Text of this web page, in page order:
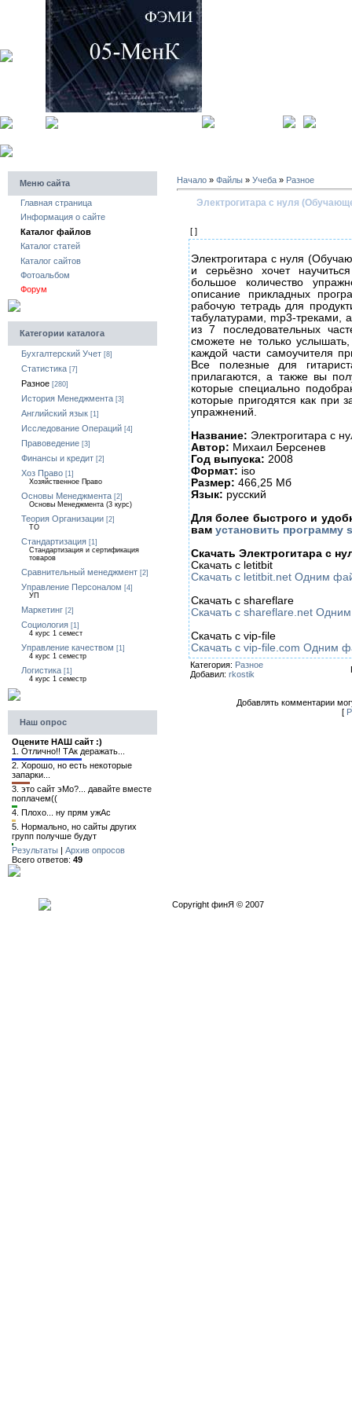
Меню сайта
Главная страница
Информация о сайте
Каталог файлов
Каталог статей
Каталог сайтов
Фотоальбом
Форум
Категории каталога
Бухгалтерский Учет [8]
Статистика [7]
Разное [280]
История Менеджмента [3]
Английский язык [1]
Исследование Операций [4]
Правоведение [3]
Финансы и кредит [2]
Хоз Право [1]
Хозяйственное Право
Основы Менеджмента [2]
Основы Менеджмента (3 курс)
Теория Организации [2]
ТО
Стандартизация [1]
Стандартизация и сертификация
товаров
Сравнительный менеджмент [2]
Управление Персоналом [4]
УП
Маркетинг [2]
Социология [1]
4 курс 1 семест
Управление качеством [1]
4 курс 1 семестр
Логистика [1]
4 курс 1 семестр
Наш опрос
Оцените НАШ сайт :)
1. Отлично!! ТАк деражать...
2. Хорошо, но есть некоторые
запарки...
3. это сайт эМо?... давайте вместе
поплачем((
4. Плохо... ну прям ужАс
5. Нормально, но сайты других
групп получше будут
Результаты | Архив опросов
Всего ответов: 49
Начало » Файлы » Учеба » Разное
Электрогитара с нуля
[ ]
Электрогитара с нуля
и серьёзно хочет
большое количество
описание прикладных
рабочую тетрадь для
табулатурами, mp3-треками,
из 7 последовательных
сможете не только
каждой части самоучителя
Все полезные для
прилагаются, а также вы
которые специально
которые пригодятся как при
упражнений.
Название: Электрогитара с
Автор: Михаил Берсенев
Год выпуска: 2008
Формат: iso
Размер: 466,25 Мб
Язык: русский
Для более быстрого и
вам установить программу
Скачать Электрогитара с
Скачать с letitbit
Скачать с letitbit.net Одним
Скачать с shareflare
Скачать с shareflare.net
Скачать с vip-file
Скачать с vip-file.com Одним
Категория: Разное
Добавил: rkostik
Добавлять комментарии
[
Copyright финЯ © 2007